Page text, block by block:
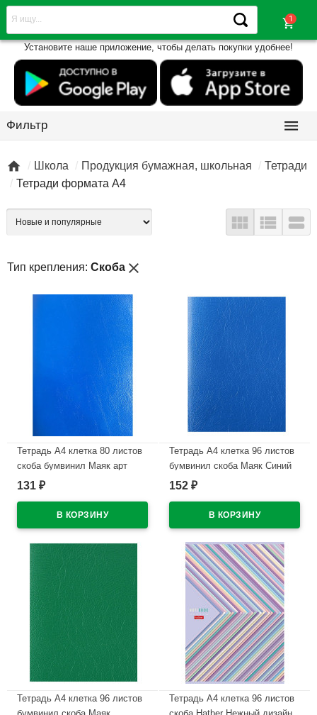
shopping_cart
Установите наше приложение, чтобы делать покупки удобнее!
Фильтр 
 Школа Продукция бумажная, школьная
Тетради
Тетради формата А4
  
Тип крепления: Скоба close
Тетрадь А4 клетка 80 листов
скоба бумвинил Маяк арт
Т-4080 Б2 ассорти
131 ₽
Тетрадь А4 клетка 96 листов
бумвинил скоба Маяк Синий
арт Т-4096 Б2
152 ₽
Тетрадь А4 клетка 96 листов
Тетрадь А4 клетка 96 листов